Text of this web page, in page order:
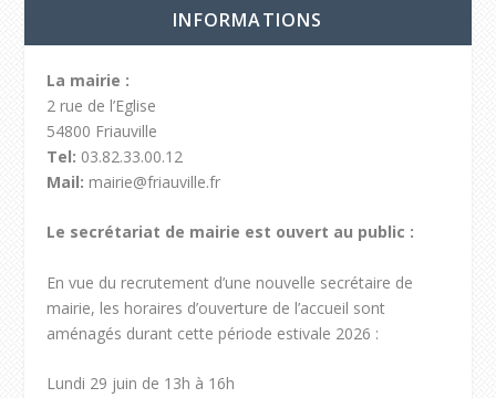
INFORMATIONS
La mairie :
2 rue de l’Eglise
54800 Friauville
Tel: 03.82.33.00.12
Mail: mairie@friauville.fr
Le secrétariat de mairie est ouvert au public :
En vue du recrutement d’une nouvelle secrétaire de
mairie, les horaires d’ouverture de l’accueil sont
aménagés durant cette période estivale 2026 :
Lundi 29 juin de 13h à 16h